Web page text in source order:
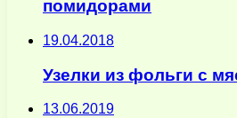
помидорами
19.04.2018
Узелки из фольги с
13.06.2019